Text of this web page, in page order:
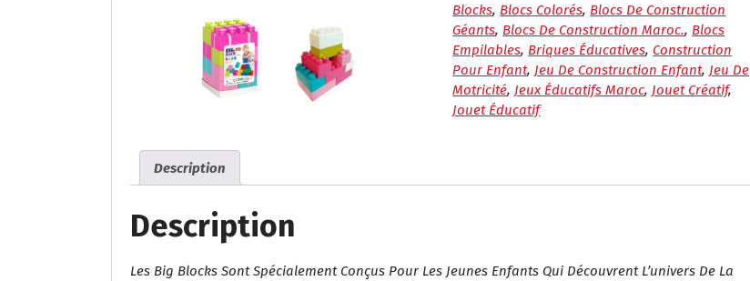
De
Construction
Éducatif
|
Blocs
Géants
Blocks, Blocs Colorés, Blocs De Construction
Géants, Blocs De Construction Maroc., Blocs
Empilables, Briques Éducatives, Construction
Pour Enfant, Jeu De Construction Enfant, Jeu De
Motricité, Jeux Éducatifs Maroc, Jouet Créatif,
Jouet Éducatif
Description
Description
Les Big Blocks Sont Spécialement Conçus Pour Les Jeunes Enfants Qui Découvrent L’univers De La